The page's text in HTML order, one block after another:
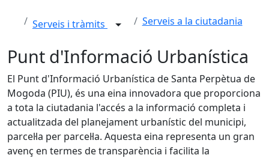
Serveis i tràmits Serveis a la ciutadania
Punt d'Informació Urbanística
El Punt d'Informació Urbanística de Santa Perpètua de
Mogoda (PIU), és una eina innovadora que proporciona
a tota la ciutadania l'accés a la informació completa i
actualitzada del planejament urbanístic del municipi,
parcel·la per parcel·la. Aquesta eina representa un gran
avenç en termes de transparència i facilita la